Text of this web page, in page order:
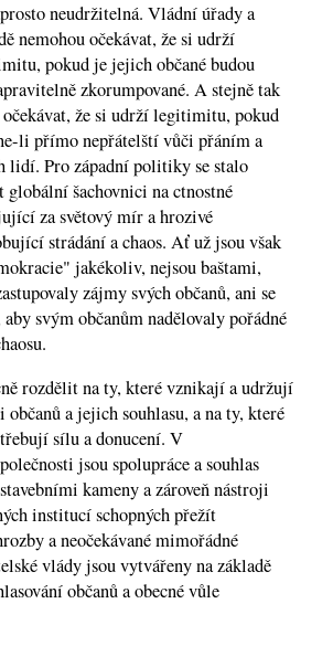
neudržitelná. Vládní úřady a
nemohou očekávat, že si udrží
pokud je jejich občané budou
zkorumpované. A stejně tak
že si udrží legitimitu, pokud
li přímo nepřátelští vůči přáním a
lidí. Pro západní politiky se stalo
globální šachovnici na ctnostné
za světový mír a hrozivé
strádání a chaos. Ať už jsou však
jakékoliv, nejsou baštami,
zájmy svých občanů, ani se
svým občanům nadělovaly pořádné
rozdělit na ty, které vznikají a udržují
občanů a jejich souhlasu, a na ty, které
sílu a donucení. V
jsou spolupráce a souhlas
kameny a zároveň nástroji
institucí schopných přežít
a neočekávané mimořádné
vlády jsou vytvářeny na základě
občanů a obecné vůle